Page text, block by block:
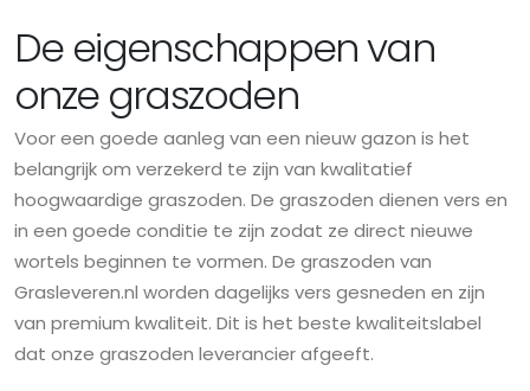
De eigenschappen van
onze graszoden
Voor een goede aanleg van een nieuw gazon is het
belangrijk om verzekerd te zijn van kwalitatief
hoogwaardige graszoden. De graszoden dienen vers en
in een goede conditie te zijn zodat ze direct nieuwe
wortels beginnen te vormen. De graszoden van
Grasleveren.nl worden dagelijks vers gesneden en zijn
van premium kwaliteit. Dit is het beste kwaliteitslabel
dat onze graszoden leverancier afgeeft.